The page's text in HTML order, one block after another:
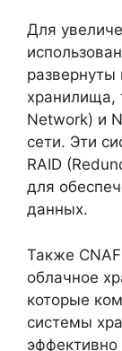
Для
развернуты
хранилища,
Network) и
сети. Эти
RAID
для
данных.
Также
облачное
которые
системы
эффективно